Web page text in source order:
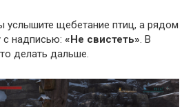
услышите щебетание птиц, а рядом
с надписью: «Не свистеть» . В
делать дальше.